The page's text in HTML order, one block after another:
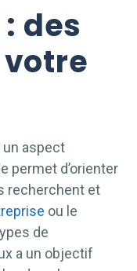
des
aspect
permet d’orienter
recherchent et
ou le
de
a un objectif